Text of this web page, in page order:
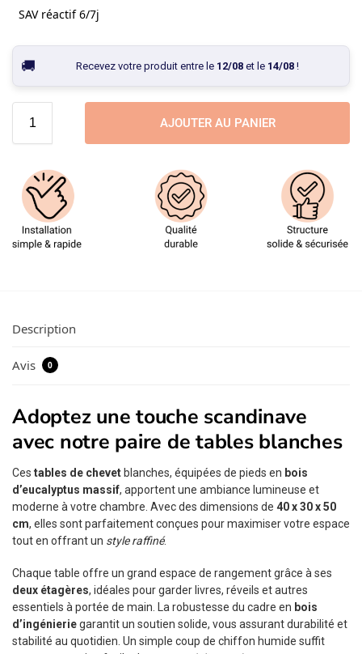
SAV réactif 6/7j
Recevez votre produit entre le 12/08et le 14/08!
AJOUTER AU PANIER
Description
Avis 0
Adoptez une touche scandinave
avec notre paire de tables blanches
Ces tables de chevetblanches, équipées de pieds en bois
d’eucalyptus massif, apportent une ambiance lumineuse et
moderne à votre chambre. Avec des dimensions de 40 x 30 x 50
cm, elles sont parfaitement conçues pour maximiser votre espace
tout en offrant un style raffiné.
Chaque table offre un grand espace de rangement grâce à ses
deux étagères, idéales pour garder livres, réveils et autres
essentiels à portée de main. La robustesse du cadre en bois
d’ingénieriegarantit un soutien solide, vous assurant durabilité et
stabilité au quotidien. Un simple coup de chiffon humide suffit